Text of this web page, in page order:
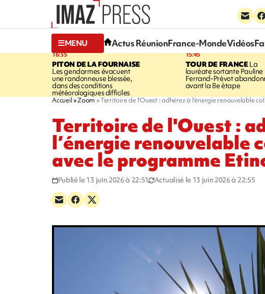
MENU Actus RéunionFrance-MondeVidéos
16:35
PITON DE LA FOURNAISE
Les gendarmes évacuent
une randonneuse blessée,
dans des conditions
météorologiques difficiles
15:45
TOUR DE FRANCELa
lauréate sortante Pauline
Ferrand-Prévot
avant la 8e étape
Accueil Zoom Territoire de l'Ouest : adhérez à l’énergie renouvelable
Territoire de l'Ouest :
l’énergie renouvelable
avec le programme
Publié le 13 juin 2026 à 22:51 Actualisé le 13 juin 2026 à 22:55